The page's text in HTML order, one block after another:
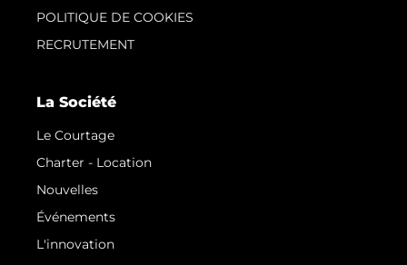
POLITIQUE DE COOKIES
RECRUTEMENT
La Société
Le Courtage
Charter - Location
Nouvelles
Événements
L'innovation